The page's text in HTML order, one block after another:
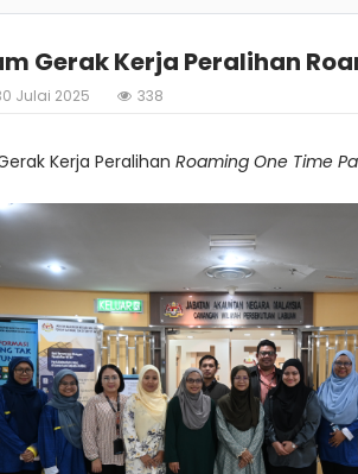
Gerak Kerja Peralihan
Julai 2025 338
Kerja Peralihan Roaming One Time